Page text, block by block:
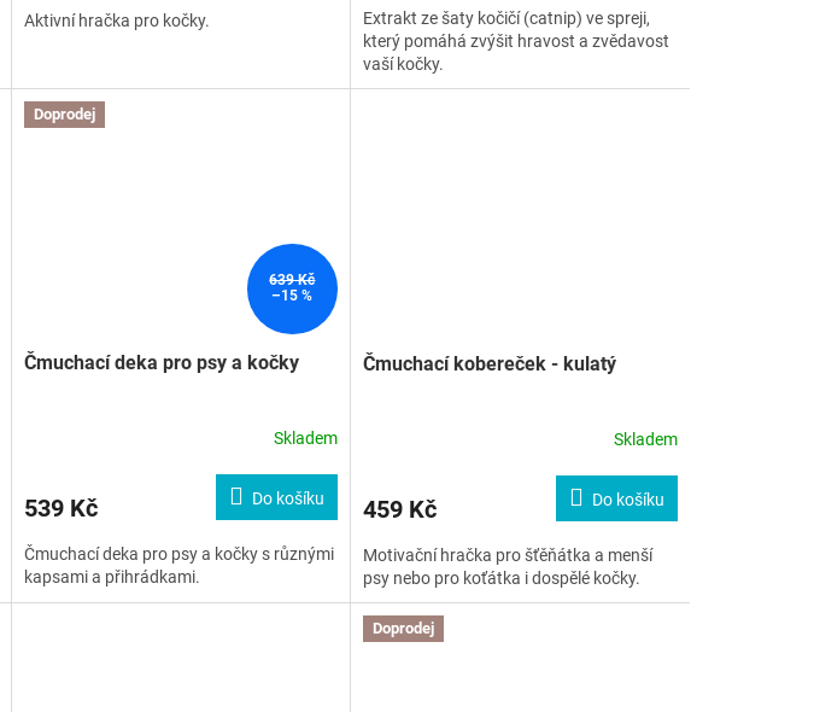
Aktivní hračka pro kočky.
Extrakt ze šaty kočičí (catnip) ve spreji,
který pomáhá zvýšit hravost a zvědavost
vaší kočky.
Doprodej
639 Kč
–15 %
Čmuchací deka pro psy a kočky
Skladem
539 Kč Do košíku
Čmuchací deka pro psy a kočky s různými
kapsami a přihrádkami.
Čmuchací kobereček - kulatý
Skladem
459 Kč Do košíku
Motivační hračka pro šťěňátka a menší
psy nebo pro koťátka i dospělé kočky.
Doprodej